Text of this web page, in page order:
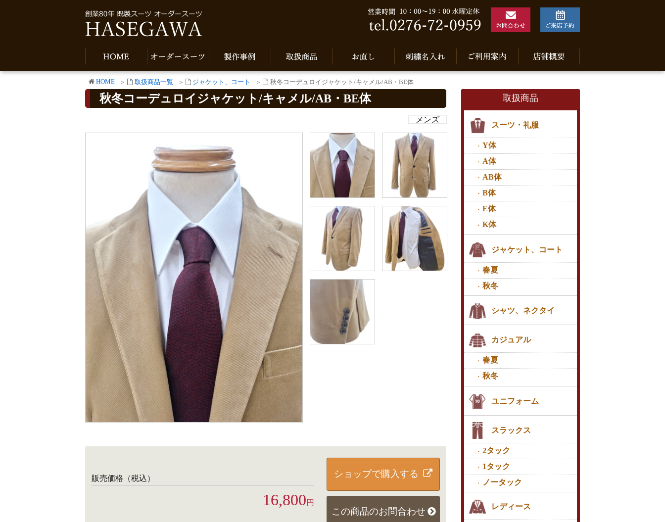
HOME 取扱商品一覧 ジャケット、コート 秋冬コーデュロイジャケット/キャメル/AB・BE体
秋冬コーデュロイジャケット/キャメル/AB・BE体
メンズ
販売価格（税込）
16,800円
ショップで購入する
この商品のお問合わせ
取扱商品
スーツ・礼服
Y体
A体
AB体
B体
E体
K体
ジャケット、コート
春夏
秋冬
シャツ、ネクタイ
カジュアル
春夏
秋冬
ユニフォーム
スラックス
2タック
1タック
ノータック
レディース